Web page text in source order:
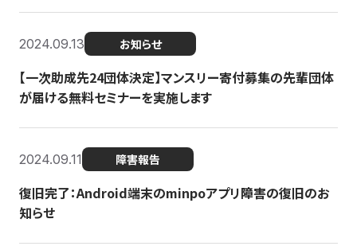
2024.09.13 お知らせ
【一次助成先24団体決定】マンスリー寄付募集の先輩団体
が届ける無料セミナーを実施します
2024.09.11 障害報告
復旧完了：Android端末のminpoアプリ障害の復旧のお
知らせ